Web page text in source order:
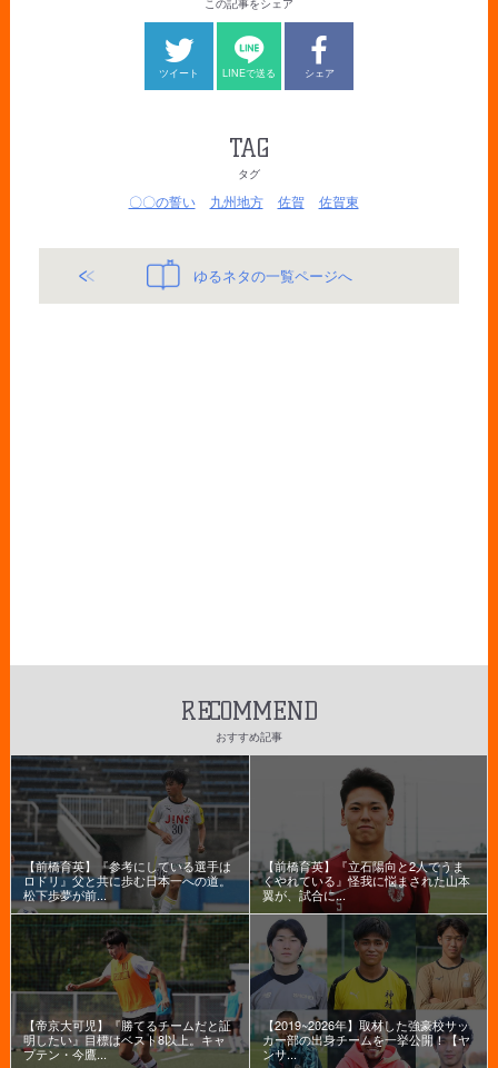
この記事をシェア
ツイート LINEで送る シェア
TAG
タグ
〇〇の誓い 九州地方 佐賀 佐賀東
ゆるネタの一覧ページへ
RECOMMEND
おすすめ記事
【前橋育英】『参考にしている選手は
ロドリ』父と共に歩む日本一への道。
松下歩夢が前...
【前橋育英】『立石陽向と2人でうま
くやれている』怪我に悩まされた山本
翼が、試合に...
【帝京大可児】『勝てるチームだと証
明したい』目標はベスト8以上。キャ
プテン・今鷹...
【2019~2026年】取材した強豪校サッ
カー部の出身チームを一挙公開！【ヤ
ンサ...